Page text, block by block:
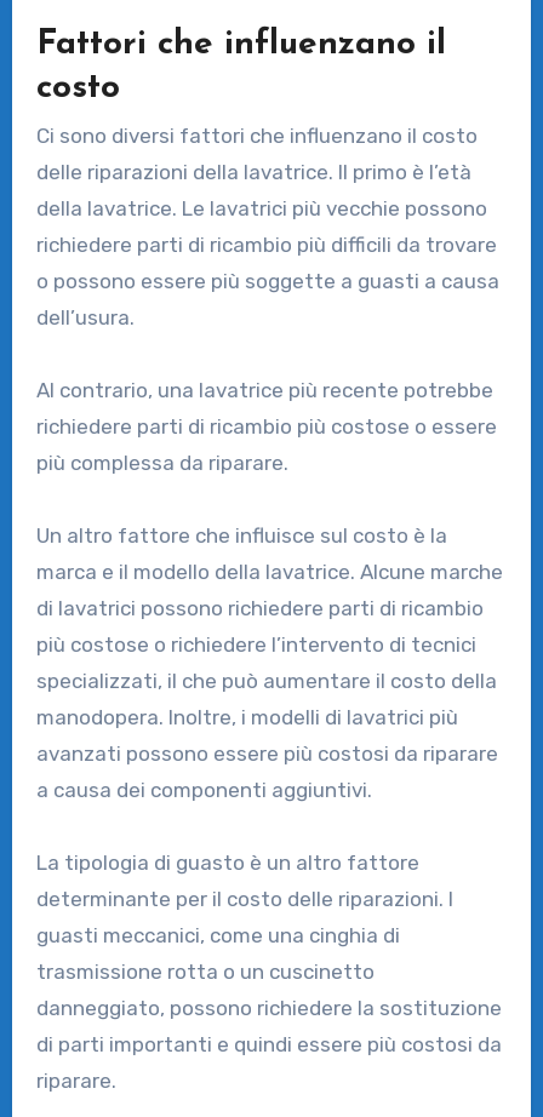
Fattori che influenzano il
costo
Ci sono diversi fattori che influenzano il costo
delle riparazioni della lavatrice. Il primo è l’età
della lavatrice. Le lavatrici più vecchie possono
richiedere parti di ricambio più difficili da trovare
o possono essere più soggette a guasti a causa
dell’usura.
Al contrario, una lavatrice più recente potrebbe
richiedere parti di ricambio più costose o essere
più complessa da riparare.
Un altro fattore che influisce sul costo è la
marca e il modello della lavatrice. Alcune marche
di lavatrici possono richiedere parti di ricambio
più costose o richiedere l’intervento di tecnici
specializzati, il che può aumentare il costo della
manodopera. Inoltre, i modelli di lavatrici più
avanzati possono essere più costosi da riparare
a causa dei componenti aggiuntivi.
La tipologia di guasto è un altro fattore
determinante per il costo delle riparazioni. I
guasti meccanici, come una cinghia di
trasmissione rotta o un cuscinetto
danneggiato, possono richiedere la sostituzione
di parti importanti e quindi essere più costosi da
riparare.